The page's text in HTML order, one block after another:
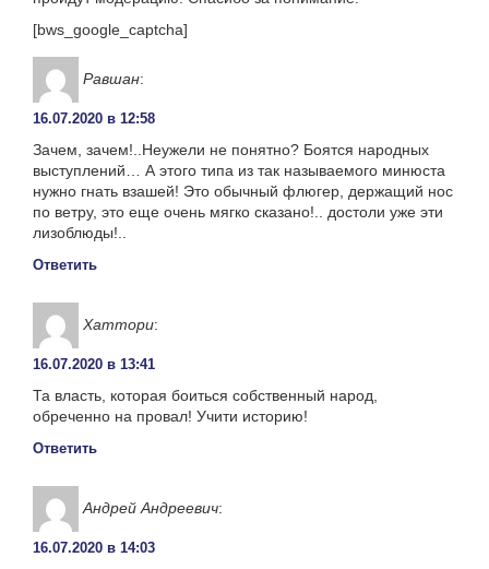
[bws_google_captcha]
Равшан:
16.07.2020 в 12:58
Зачем, зачем!..Неужели не понятно? Боятся народных
выступлений… А этого типа из так называемого минюста
нужно гнать взашей! Это обычный флюгер, держащий нос
по ветру, это еще очень мягко сказано!.. достоли уже эти
лизоблюды!..
Ответить
Хаттори:
16.07.2020 в 13:41
Та власть, которая боиться собственный народ,
обреченно на провал! Учити историю!
Ответить
Андрей Андреевич:
16.07.2020 в 14:03